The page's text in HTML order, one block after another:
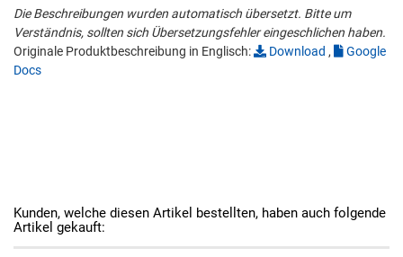
Die Beschreibungen wurden automatisch übersetzt. Bitte um
Verständnis, sollten sich Übersetzungsfehler eingeschlichen haben.
Originale Produktbeschreibung in Englisch:
Download ,
Google
Docs
Kunden, welche diesen Artikel bestellten, haben auch folgende
Artikel gekauft: